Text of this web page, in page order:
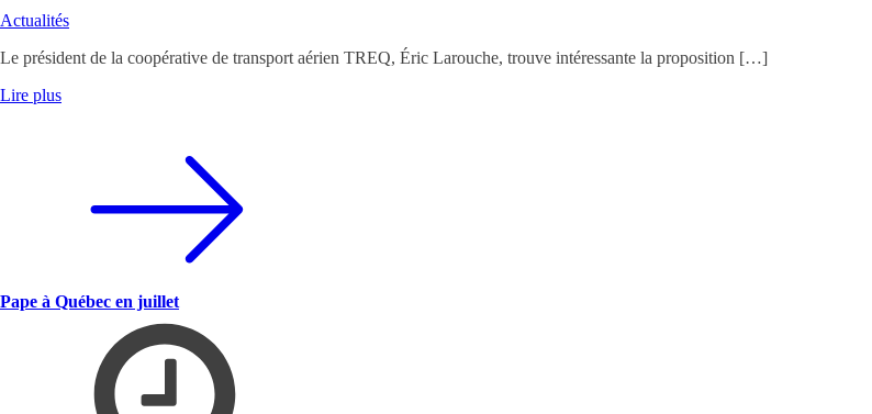
Actualités
Le président de la coopérative de transport aérien TREQ, Éric Larouche, trouve intéressante la proposition […]
Lire plus
Pape à Québec en juillet